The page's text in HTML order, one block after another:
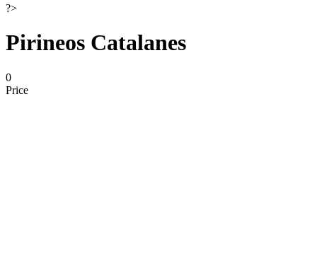
?>
Pirineos Catalanes
0
Price